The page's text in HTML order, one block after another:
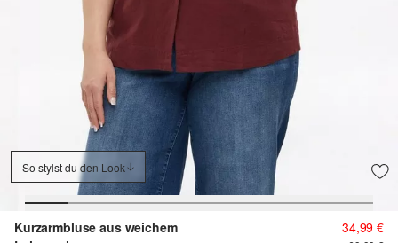
So stylst du den Look
Kurzarmbluse aus weichem
34,99 €